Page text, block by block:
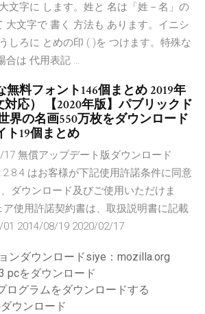
文字に します。姓と 名は「姓－名」の
大文字で 書く 方法も あります。イニシ
しろに とめの印 (.)を つけます。特殊な
合は 代用表記 …
無料フォント146個まとめ 2019年
応） 【2020年版】パブリックド
界の名画550万枚をダウンロード
ト19個まとめ
無償アップデート版ダウンロード
はお客様が下記使用許諾条件に同意
ダウンロード及びご使用いただけま
使用許諾契約書は、取扱説明書に記載
2014/08/19 2020/02/17
ンダウンロードsiye：mozilla.org
pcをダウンロード
ログラムをダウンロードする
ウンロード